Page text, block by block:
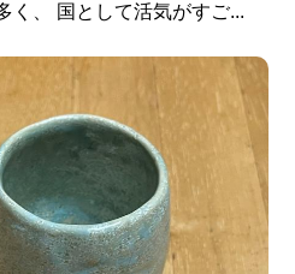
く、 国として活気がすご...